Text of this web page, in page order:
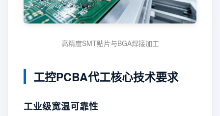
高精度SMT贴片与BGA焊接加工
工控PCBA代工核心技术要求
工业级宽温可靠性